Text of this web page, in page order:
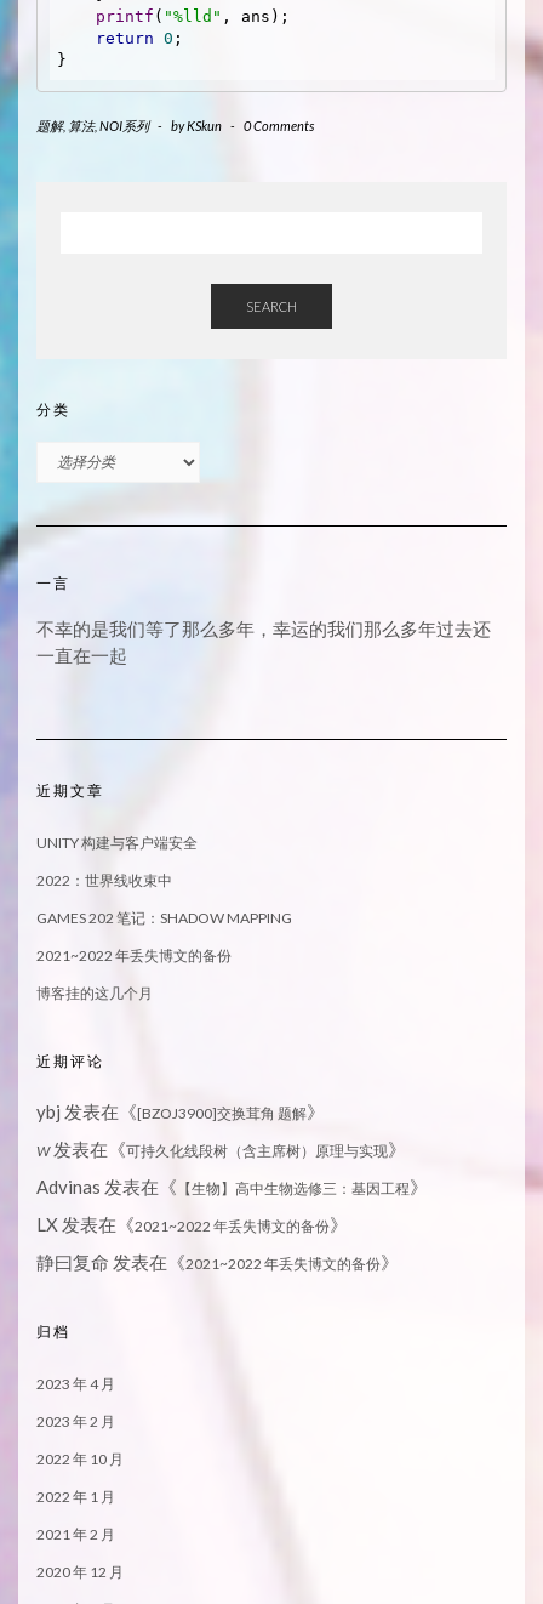
printf ( "%lld" , ans);
return 0 ;
题解, 算法, NOI系列 - byKSkun - 0 Comments
SEARCH
分类
一言
不幸的是我们等了那么多年，幸运的我们那么多年过去还
一直在一起
近期文章
UNITY 构建与客户端安全
2022：世界线收束中
GAMES 202 笔记：SHADOW MAPPING
2021~2022 年丢失博文的备份
博客挂的这几个月
近期评论
ybj 发表在《[BZOJ3900]交换茸角 题解》
W发表在《可持久化线段树（含主席树）原理与实现》
Advinas 发表在《 【生物】高中生物选修三：基因工程》
LX 发表在《2021~2022 年丢失博文的备份》
静曰复命 发表在《2021~2022 年丢失博文的备份》
归档
2023 年 4 月
2023 年 2 月
2022 年 10 月
2022 年 1 月
2021 年 2 月
2020 年 12 月